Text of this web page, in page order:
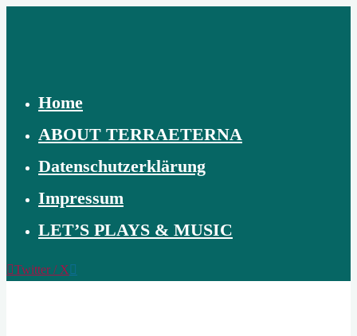
Home
ABOUT TERRAETERNA
Datenschutzerklärung
Impressum
LET’S PLAYS & MUSIC
Twitter / X